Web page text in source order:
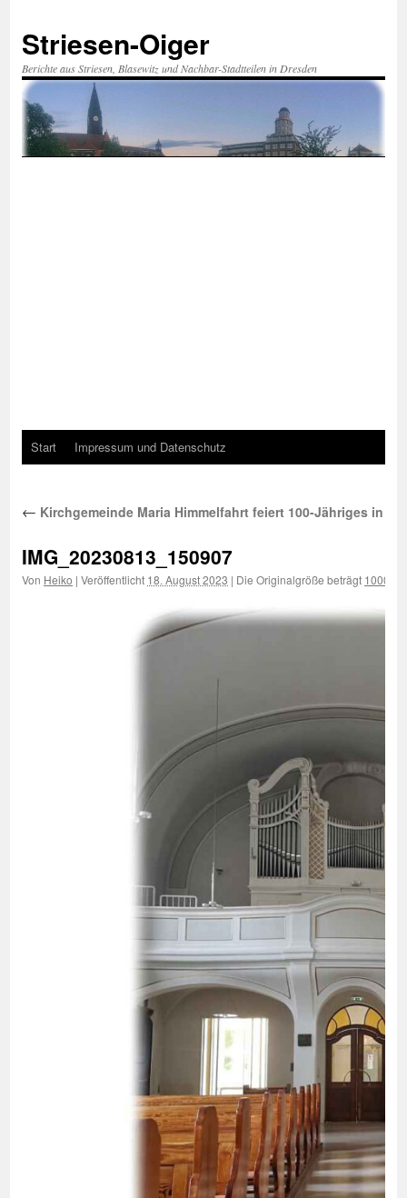
springen
Striesen-Oiger
Berichte aus Striesen, Blasewitz und Nachbar-Stadtteilen in Dresden
Start Impressum und Datenschutz
← Kirchgemeinde Maria Himmelfahrt feiert 100-Jähriges in
IMG_20230813_150907
Von Heiko | Veröffentlicht 18. August 2023 | Die Originalgröße beträgt 1000 ×